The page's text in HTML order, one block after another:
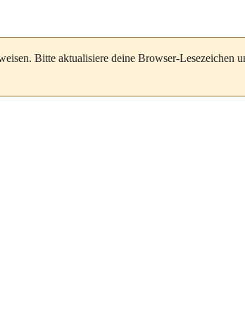
Bitte aktualisiere deine Browser-Lesezeichen